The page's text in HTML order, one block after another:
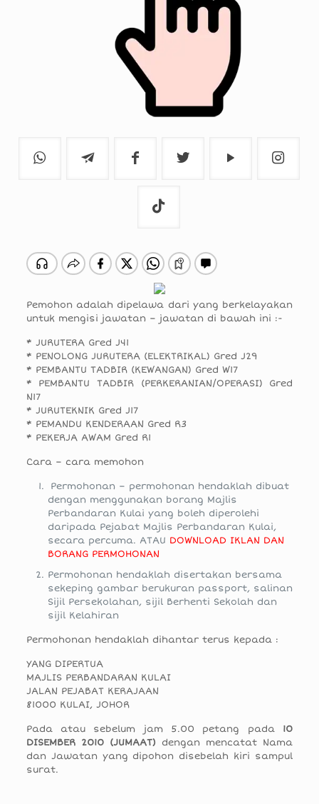
Pemohon adalah dipelawa dari yang berkelayakan
untuk mengisi jawatan – jawatan di bawah ini :-
* JURUTERA Gred J41
* PENOLONG JURUTERA (ELEKTRIKAL) Gred J29
* PEMBANTU TADBIR (KEWANGAN) Gred W17
* PEMBANTU TADBIR (PERKERANIAN/OPERASI) Gred
N17
* JURUTEKNIK Gred J17
* PEMANDU KENDERAAN Gred R3
* PEKERJA AWAM Gred R1
Cara – cara memohon
Permohonan – permohonan hendaklah dibuat
dengan menggunakan borang Majlis
Perbandaran Kulai yang boleh diperolehi
daripada Pejabat Majlis Perbandaran Kulai,
secara percuma. ATAU DOWNLOAD IKLAN DAN
BORANG PERMOHONAN
Permohonan hendaklah disertakan bersama
sekeping gambar berukuran passport, salinan
Sijil Persekolahan, sijil Berhenti Sekolah dan
sijil Kelahiran
Permohonan hendaklah dihantar terus kepada :
YANG DIPERTUA
MAJLIS PERBANDARAN KULAI
JALAN PEJABAT KERAJAAN
81000 KULAI, JOHOR
Pada atau sebelum jam 5.00 petang pada 10
DISEMBER 2010 (JUMAAT) dengan mencatat Nama
dan Jawatan yang dipohon disebelah kiri sampul
surat.